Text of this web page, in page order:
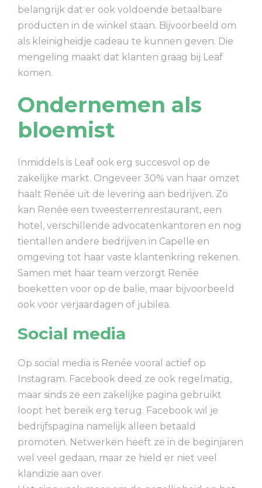
belangrijk dat er ook voldoende betaalbare
producten in de winkel staan. Bijvoorbeeld om
als kleinigheidje cadeau te kunnen geven. Die
mengeling maakt dat klanten graag bij Leaf
komen.
Ondernemen als
bloemist
Inmiddels is Leaf ook erg succesvol op de
zakelijke markt. Ongeveer 30% van haar omzet
haalt Renée uit de levering aan bedrijven. Zo
kan Renée een tweesterrenrestaurant, een
hotel, verschillende advocatenkantoren en nog
tientallen andere bedrijven in Capelle en
omgeving tot haar vaste klantenkring rekenen.
Samen met haar team verzorgt Renée
boeketten voor op de balie, maar bijvoorbeeld
ook voor verjaardagen of jubilea.
Social media
Op social media is Renée vooral actief op
Instagram. Facebook deed ze ook regelmatig,
maar sinds ze een zakelijke pagina gebruikt
loopt het bereik erg terug. Facebook wil je
bedrijfspagina namelijk alleen betaald
promoten. Netwerken heeft ze in de beginjaren
wel veel gedaan, maar ze hield er niet veel
klandizie aan over.